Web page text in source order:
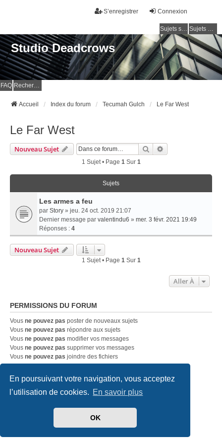
En poursuivant votre navigation, vous acceptez
l’utilisation de cookies. En savoir plus
OK
Connexion
S’enregistrer
Sujets sans réponse Sujets actifs
Studio Deadcrows
FAQ Rechercher
Accueil Index du forum Tecumah Gulch Le Far West
Le Far West
Nouveau Sujet Rechercher
1 Sujet • Page 1Sur 1
Sujets
Les armes a feu
par Story » jeu. 24 oct. 2019 21:07
Dernier message par valentindu6 » mer. 3 févr. 2021 19:49
Réponses : 4
Nouveau Sujet
1 Sujet • Page 1Sur 1
Aller À
PERMISSIONS DU FORUM
Vous ne pouvez pas poster de nouveaux sujets
Vous ne pouvez pas répondre aux sujets
Vous ne pouvez pas modifier vos messages
Vous ne pouvez pas supprimer vos messages
Vous ne pouvez pas joindre des fichiers
Accueil Index du forum Nous contacter